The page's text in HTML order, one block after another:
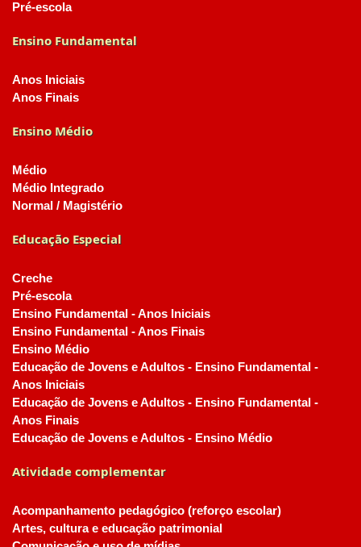
Pré-escola
Ensino Fundamental
Anos Iniciais
Anos Finais
Ensino Médio
Médio
Médio Integrado
Normal / Magistério
Educação Especial
Creche
Pré-escola
Ensino Fundamental - Anos Iniciais
Ensino Fundamental - Anos Finais
Ensino Médio
Educação de Jovens e Adultos - Ensino Fundamental -
Anos Iniciais
Educação de Jovens e Adultos - Ensino Fundamental -
Anos Finais
Educação de Jovens e Adultos - Ensino Médio
Atividade complementar
Acompanhamento pedagógico (reforço escolar)
Artes, cultura e educação patrimonial